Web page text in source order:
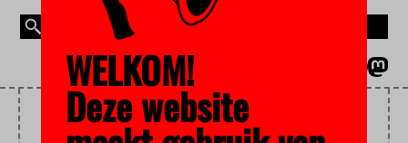
LOUISE GUNNING
WELKOM!
Deze website